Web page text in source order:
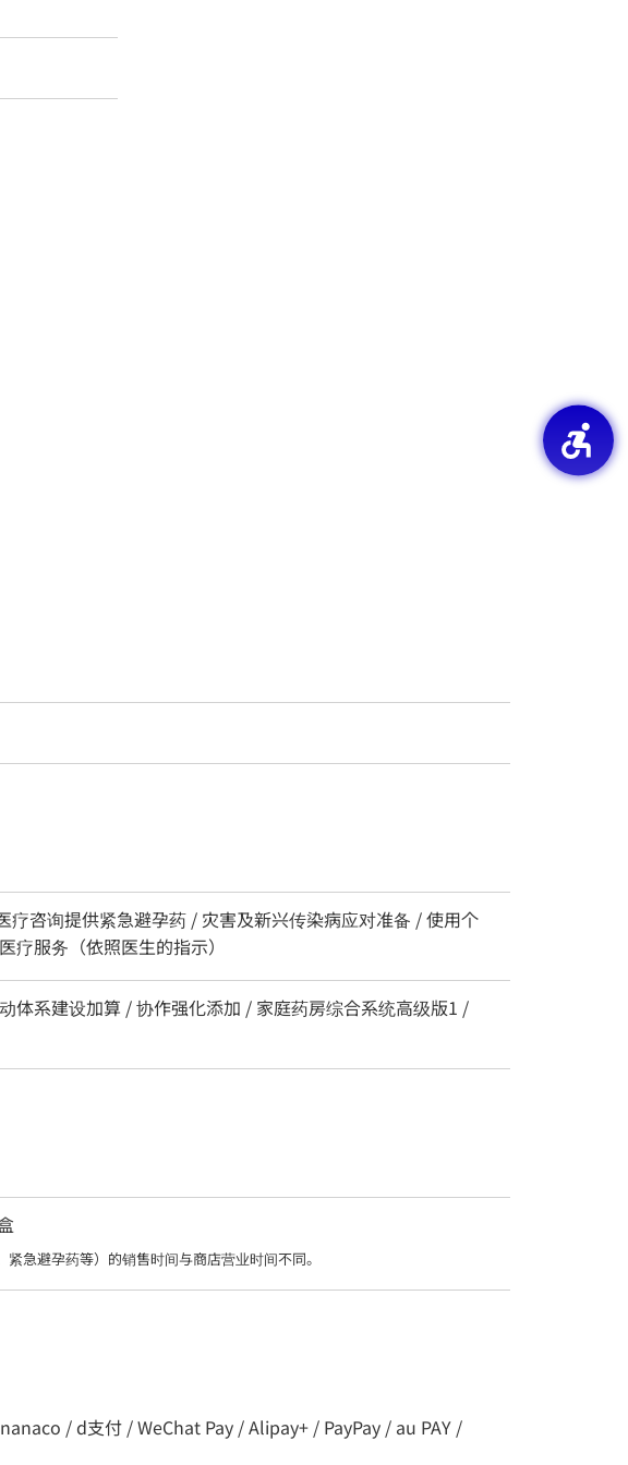
咨询提供紧急避孕药 / 灾害及新兴传染病应对准备 / 使用个
服务（依照医生的指示）
体系建设加算 / 协作强化添加 / 家庭药房综合系统高级版1 /
急避孕药等）的销售时间与商店营业时间不同。
/ d支付 / WeChat Pay / Alipay+ / PayPay / au PAY /